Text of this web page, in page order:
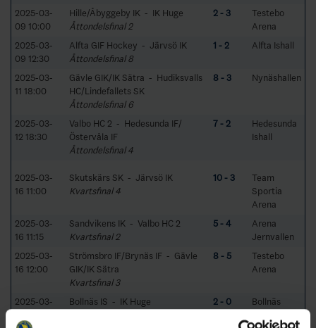
2025-03-
09 10:00
Hille/Åbyggeby IK - IK Huge
Åttondelsfinal 2
2 - 3
Testebo
Arena
2025-03-
09 12:30
Alfta GIF Hockey - Järvsö IK
Åttondelsfinal 8
1 - 2 Alfta Ishall
2025-03-
11 18:00
Gävle GIK/IK Sätra - Hudiksvalls
HC/Lindefallets SK
Åttondelsfinal 6
8 - 3 Nynäshallen
2025-03-
12 18:30
Valbo HC 2 - Hedesunda IF/
Östervåla IF
Åttondelsfinal 4
7 - 2
Hedesunda
Ishall
2025-03-
16 11:00
Skutskärs SK - Järvsö IK
Kvartsfinal 4
10 - 3
Team
Sportia
Arena
2025-03-
16 11:15
Sandvikens IK - Valbo HC 2
Kvartsfinal 2
5 - 4
Arena
Jernvallen
2025-03-
16 12:00
Strömsbro IF/Brynäs IF - Gävle
GIK/IK Sätra
Kvartsfinal 3
8 - 5
Testebo
Arena
2025-03-
Bollnäs IS - IK Huge
2 - 0
Bollnäs